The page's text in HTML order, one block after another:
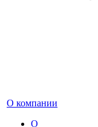
О компании
О